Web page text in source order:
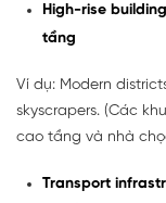
High-rise
tầng
Ví dụ: Modern
skyscrapers. (Các
cao tầng và nhà
Transport